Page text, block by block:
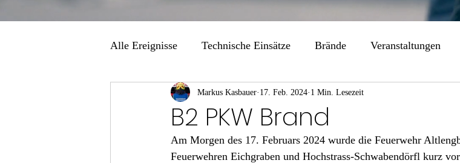
Alle Ereignisse Technische Einsätze Brände Veranstaltungen
Übungen
B2 PKW Brand
Markus Kasbauer 17. Feb. 2024 1 Min. Lesezeit
Am Morgen des 17. Februars 2024 wurde die Feuerwehr
Feuerwehren Eichgraben und Hochstrass-Schwabendörfl kurz